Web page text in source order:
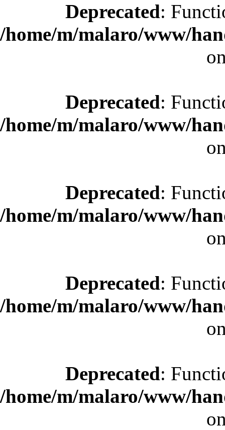
Deprecated:
/home/m/malaro/www/
Deprecated:
/home/m/malaro/www/
Deprecated:
/home/m/malaro/www/
Deprecated:
/home/m/malaro/www/
Deprecated:
/home/m/malaro/www/